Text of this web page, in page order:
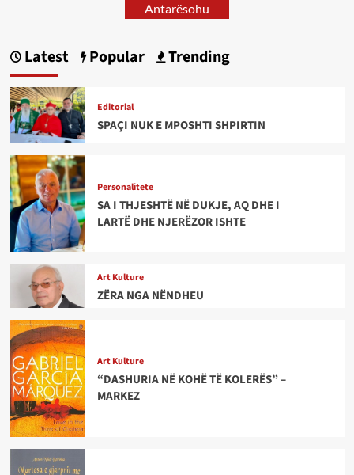
Antarësohu
Latest Popular Trending
Editorial
SPAÇI NUK E MPOSHTI SHPIRTIN
Personalitete
SA I THJESHTË NË DUKJE, AQ DHE I
LARTË DHE NJERËZOR ISHTE
Art Kulture
ZËRA NGA NËNDHEU
Art Kulture
“DASHURIA NË KOHË TË KOLERËS” –
MARKEZ